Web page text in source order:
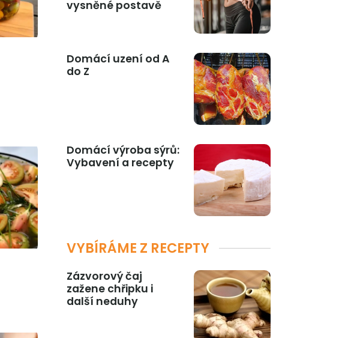
vysněné postavě
Domácí uzení od A
do Z
Domácí výroba sýrů:
Vybavení a recepty
VYBÍRÁME Z RECEPTY
Zázvorový čaj
zažene chřipku i
další neduhy